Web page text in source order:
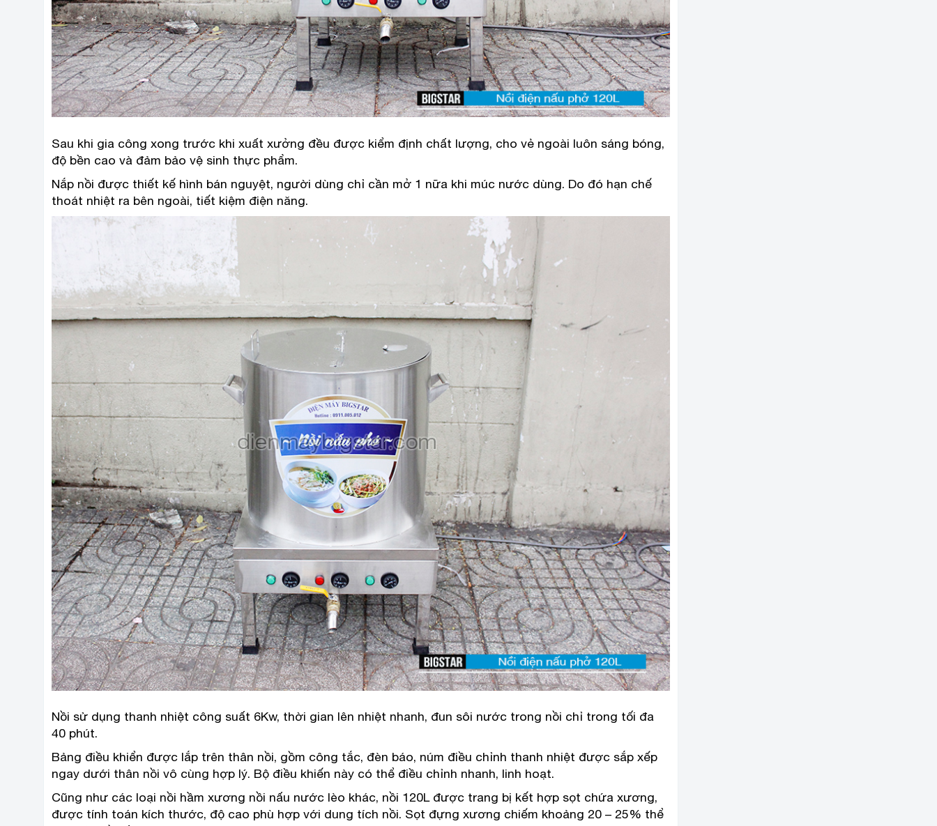
Sau khi gia công xong trước khi xuất xưởng đều được kiểm định chất lượng, cho vẻ ngoài luôn sáng bóng,
độ bền cao và đảm bảo vệ sinh thực phẩm.
Nắp nồi được thiết kế hình bán nguyệt, người dùng chỉ cần mở 1 nữa khi múc nước dùng. Do đó hạn chế
thoát nhiệt ra bên ngoài, tiết kiệm điện năng.
Nồi sử dụng thanh nhiệt công suất 6Kw, thời gian lên nhiệt nhanh, đun sôi nước trong nồi chỉ trong tối đa
40 phút.
Bảng điều khiển được lắp trên thân nồi, gồm công tắc, đèn báo, núm điều chỉnh thanh nhiệt được sắp xếp
ngay dưới thân nồi vô cùng hợp lý. Bộ điều khiến này có thể điều chỉnh nhanh, linh hoạt.
Cũng như các loại nồi hầm xương nồi nấu nước lèo khác, nồi 120L được trang bị kết hợp sọt chứa xương,
được tính toán kích thước, độ cao phù hợp với dung tích nồi. Sọt đựng xương chiếm khoảng 20 – 25% thể